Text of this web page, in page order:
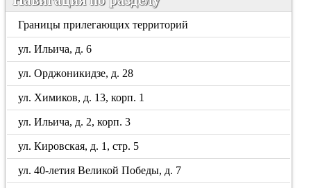
Границы прилегающих территорий
ул. Ильича, д. 6
ул. Орджоникидзе, д. 28
ул. Химиков, д. 13, корп. 1
ул. Ильича, д. 2, корп. 3
ул. Кировская, д. 1, стр. 5
ул. 40-летия Великой Победы, д. 7